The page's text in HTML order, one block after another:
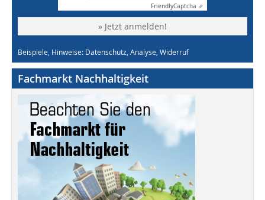
FriendlyCaptcha ⇗
» Jetzt anmelden!
Beispiele, Hinweise: Datenschutz, Analyse, Widerruf
Fachmarkt Nachhaltigkeit